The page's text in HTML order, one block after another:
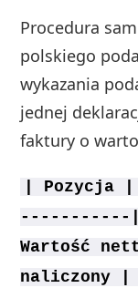
Procedura
polskiego
wykazania
jednej
faktury o
| Pozycja
-----------
Wartość
naliczony |